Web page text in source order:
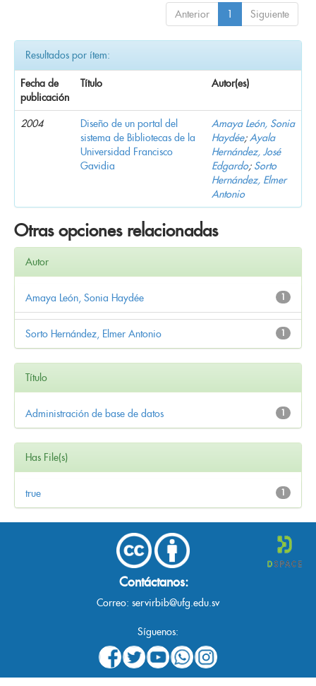
Anterior 1 Siguiente
Resultados por ítem:
Fecha de
publicación
Título Autor(es)
2004
Diseño de un portal del
sistema de Bibliotecas de la
Universidad Francisco
Gavidia
Amaya León, Sonia
Haydée; Ayala
Hernández, José
Edgardo; Sorto
Hernández, Elmer
Antonio
Otras opciones relacionadas
Autor
1
Amaya León, Sonia Haydée
1
Sorto Hernández, Elmer Antonio
Título
1
Administración de base de datos
Has File(s)
1
true
Contáctanos:
Correo: servirbib@ufg.edu.sv
Síguenos: